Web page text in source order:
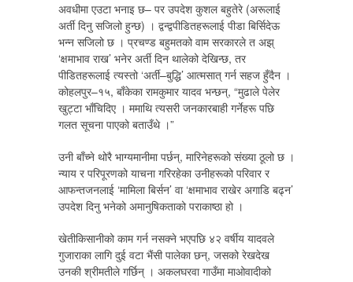
अवधीमा एउटा भनाइ छ– पर उपदेश कुशल बहुतेरे (अरूलाई
अर्ती दिनु सजिलो हुन्छ) । द्वन्द्वपीडितहरूलाई पीडा बिर्सिदेऊ
भन्न सजिलो छ । प्रचण्ड बहुमतको वाम सरकारले त अझ्
‘क्षमाभाव राख’ भनेर अर्ती दिन थालेको देखिन्छ, तर
पीडितहरूलाई त्यस्तो ‘अर्ती–बुद्धि’ आत्मसात् गर्न सहज हुँदैन ।
कोहलपुर–१५, बाँकेका रामकुमार यादव भन्छन्, “मुढाले पेलेर
खुट्टा भाँचिदिए । ममाथि त्यसरी जनकारबाही गर्नेहरू पछि
गलत सूचना पाएको बताउँथे ।”
उनी बाँच्ने थोरै भाग्यमानीमा पर्छन्, मारिनेहरूको संख्या ठूलो छ ।
न्याय र परिपूरणको याचना गरिरहेका उनीहरूको परिवार र
आफन्तजनलाई ‘मामिला बिर्सन’ वा ‘क्षमाभाव राखेर अगाडि बढ्न’
उपदेश दिनु भनेको अमानुषिकताको पराकाष्ठा हो ।
खेतीकिसानीको काम गर्न नसक्ने भएपछि ४२ वर्षीय यादवले
गुजाराका लागि दुई वटा भैंसी पालेका छन्, जसको रेखदेख
उनकी श्रीमतीले गर्छिन् । अकलघरवा गाउँमा माओवादीको